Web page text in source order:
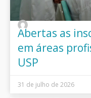
Abertas as
em áreas
USP
31 de julho de 2026